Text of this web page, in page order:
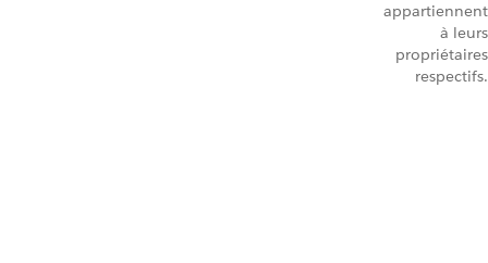
appartiennent
à leurs
propriétaires
respectifs.